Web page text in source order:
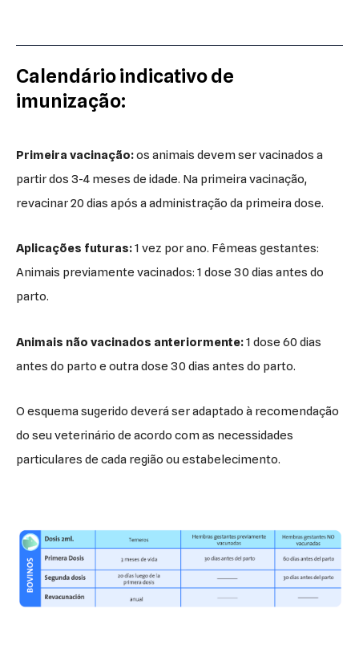
Calendário indicativo de
imunização:
Primeira vacinação:os animais devem ser vacinados a
partir dos 3-4 meses de idade. Na primeira vacinação,
revacinar 20 dias após a administração da primeira dose.
Aplicações futuras:1 vez por ano. Fêmeas gestantes:
Animais previamente vacinados: 1 dose 30 dias antes do
parto.
Animais não vacinados anteriormente:1 dose 60 dias
antes do parto e outra dose 30 dias antes do parto.
O esquema sugerido deverá ser adaptado à recomendação
do seu veterinário de acordo com as necessidades
particulares de cada região ou estabelecimento.